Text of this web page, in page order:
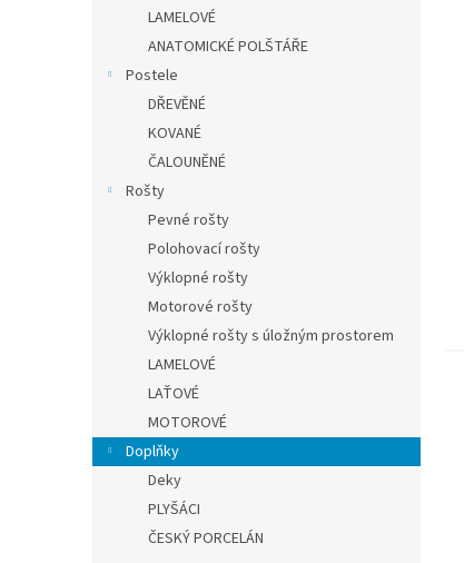
LAMELOVÉ
ANATOMICKÉ POLŠTÁŘE
Postele
DŘEVĚNÉ
KOVANÉ
ČALOUNĚNÉ
Rošty
Pevné rošty
Polohovací rošty
Výklopné rošty
Motorové rošty
Výklopné rošty s úložným prostorem
LAMELOVÉ
LAŤOVÉ
MOTOROVÉ
Doplňky
Deky
PLYŠÁCI
ČESKÝ PORCELÁN